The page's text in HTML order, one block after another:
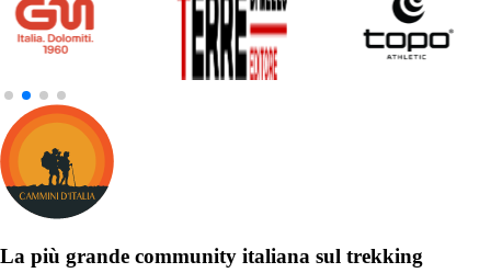
La più grande community italiana sul trekking